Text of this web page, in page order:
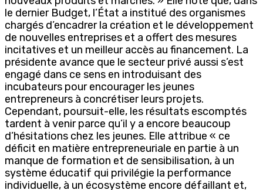
le dernier Budget, l’État a institué des organismes
chargés d’encadrer la création et le développement
de nouvelles entreprises et a offert des mesures
incitatives et un meilleur accès au financement. La
présidente avance que le secteur privé aussi s’est
engagé dans ce sens en introduisant des
incubateurs pour encourager les jeunes
entrepreneurs à concrétiser leurs projets.
Cependant, poursuit-elle, les résultats escomptés
tardent à venir parce qu’il y a encore beaucoup
d’hésitations chez les jeunes. Elle attribue « ce
déficit en matière entrepreneuriale en partie à un
manque de formation et de sensibilisation, à un
système éducatif qui privilégie la performance
individuelle, à un écosystème encore défaillant et,